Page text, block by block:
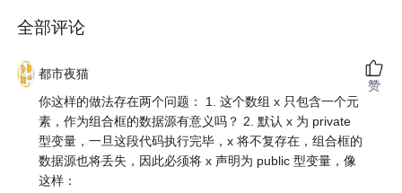
全部评论
都市夜猫
你这样的做法存在两个问题： 1. 这个数组 x 只包含一个元
素，作为组合框的数据源有意义吗？ 2. 默认 x 为 private
型变量，一旦这段代码执行完毕，x 将不复存在，组合框的
数据源也将丢失，因此必须将 x 声明为 public 型变量，像
这样：
赞